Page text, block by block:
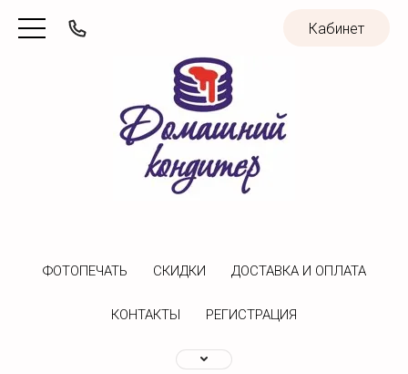
Кабинет
ФОТОПЕЧАТЬ CКИДКИ ДОСТАВКА И ОПЛАТА
КОНТАКТЫ РЕГИСТРАЦИЯ